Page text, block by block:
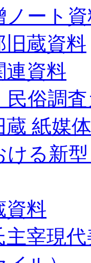
ノート
旧蔵資料
連資料
俗調査
蔵 紙媒
ける新
資料
主宰現